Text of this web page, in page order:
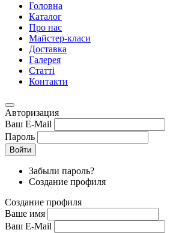
Головна
Каталог
Про нас
Майстер-класи
Доставка
Галерея
Статтi
Контакти
Авторизация
Ваш E-Mail
Пароль
Войти
Забыли пароль?
Создание профиля
Создание профиля
Ваше имя
Ваш E-Mail